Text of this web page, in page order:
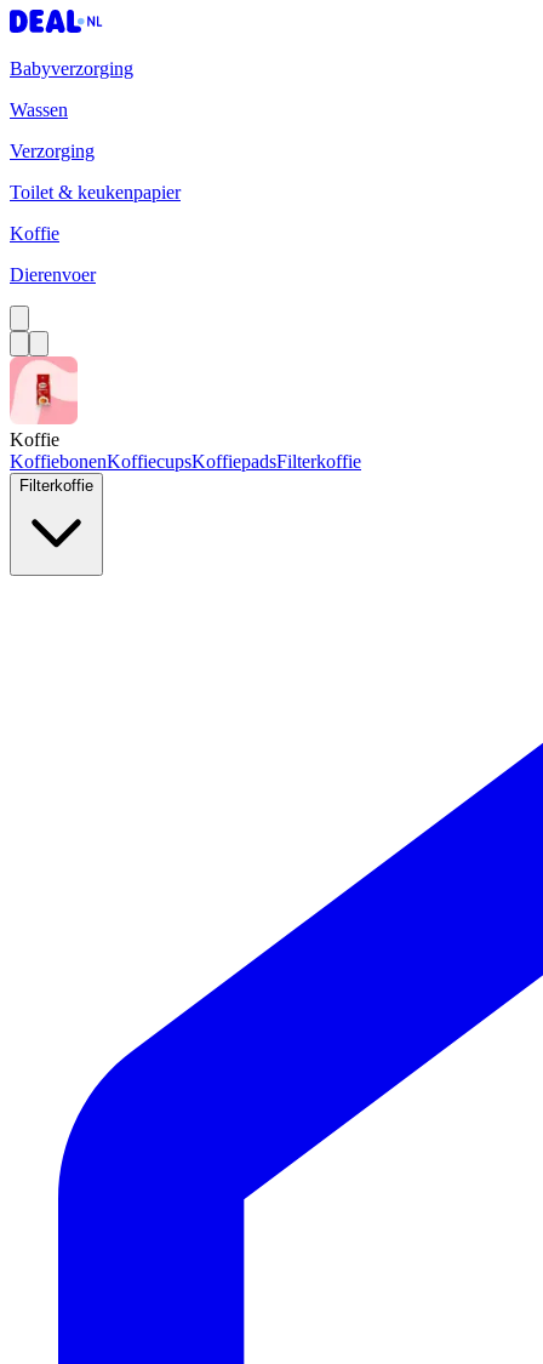
Babyverzorging
Wassen
Verzorging
Toilet & keukenpapier
Koffie
Dierenvoer
Koffie
KoffiebonenKoffiecupsKoffiepadsFilterkoffie
Filterkoffie